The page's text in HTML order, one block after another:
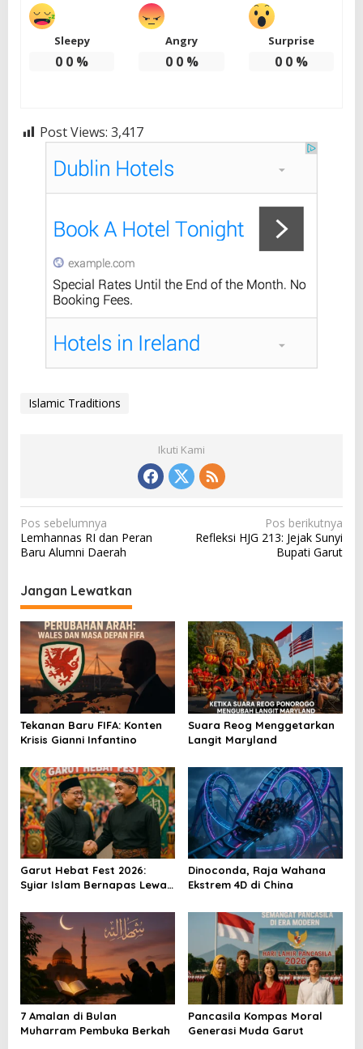
Sleepy
0 0 %
Angry
0 0%
Surprise
0 0%
Post Views: 3,417
Islamic Traditions
Ikuti Kami
N
a
i
g
a
s
i
p
o
s
Pos sebelumnya
Lemhannas RI dan Peran
Baru Alumni Daerah
Pos berikutnya
Refleksi HJG 213: Jejak Sunyi
Bupati Garut
Jangan Lewatkan
Tekanan Baru FIFA: Konten
Krisis Gianni Infantino
Suara Reog Menggetarkan
Langit Maryland
Garut Hebat Fest 2026:
Syiar Islam Bernapas Lewat
Dinoconda, Raja Wahana
Ekstrem 4D di China
7 Amalan di Bulan
Muharram Pembuka Berkah
Pancasila Kompas Moral
Generasi Muda Garut